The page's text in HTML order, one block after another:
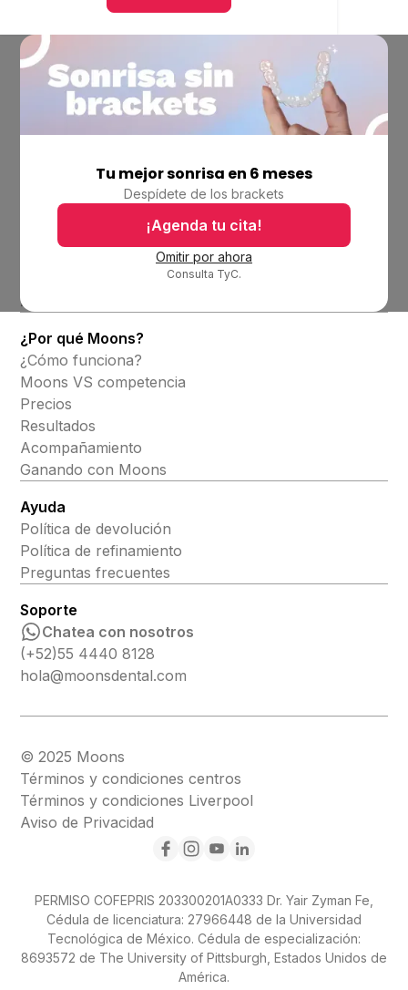
Tu mejor sonrisa en 6 meses
Despídete de los brackets
¡Agenda tu cita!
Omitir por ahora
Consulta TyC.
Alineadores invisibles
¿Por qué Moons?
¿Cómo funciona?
Moons VS competencia
Precios
Resultados
Acompañamiento
Ganando con Moons
Ayuda
Política de devolución
Política de refinamiento
Preguntas frecuentes
Soporte
Chatea con nosotros
(+52)55 4440 8128
hola@moonsdental.com
© 2025 Moons
Términos y condiciones centros
Términos y condiciones Liverpool
Aviso de Privacidad
PERMISO COFEPRIS 203300201A0333 Dr. Yair Zyman Fe,
Cédula de licenciatura: 27966448 de la Universidad
Tecnológica de México. Cédula de especialización:
8693572 de The University of Pittsburgh, Estados Unidos de
América.